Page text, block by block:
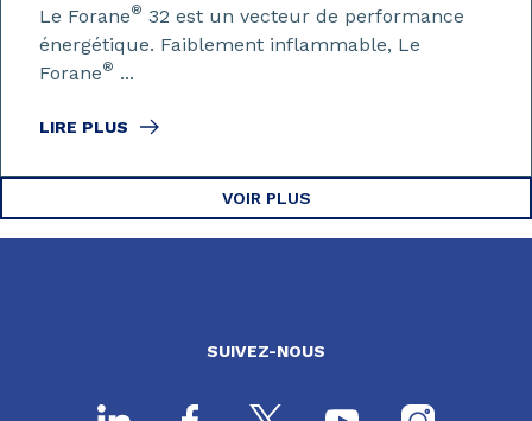
Le Forane® 32 est un vecteur de performance
énergétique. Faiblement inflammable, Le
Forane® ...
LIRE PLUS
VOIR PLUS
SUIVEZ-NOUS